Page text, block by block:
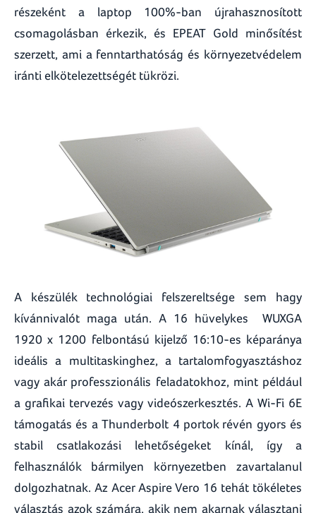
részeként a laptop 100%-ban újrahasznosított
csomagolásban érkezik, és EPEAT Gold minősítést
szerzett, ami a fenntarthatóság és környezetvédelem
iránti elkötelezettségét tükrözi.
A készülék technológiai felszereltsége sem hagy
kívánnivalót maga után. A 16 hüvelykes WUXGA
1920 x 1200 felbontású kijelző 16:10-es képaránya
ideális a multitaskinghez, a tartalomfogyasztáshoz
vagy akár professzionális feladatokhoz, mint például
a grafikai tervezés vagy videószerkesztés. A Wi-Fi 6E
támogatás és a Thunderbolt 4 portok révén gyors és
stabil csatlakozási lehetőségeket kínál, így a
felhasználók bármilyen környezetben zavartalanul
dolgozhatnak. Az Acer Aspire Vero 16 tehát tökéletes
választás azok számára, akik nem akarnak választani